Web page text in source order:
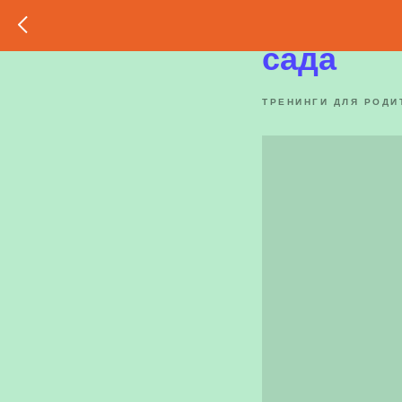
сада
ТРЕНИНГИ ДЛЯ